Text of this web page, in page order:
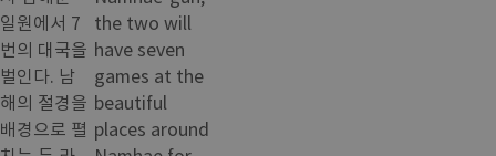
일원에서 7
번의 대국을
벌인다. 남
해의 절경을
배경으로 펼
the two will
have seven
games at the
beautiful
places around